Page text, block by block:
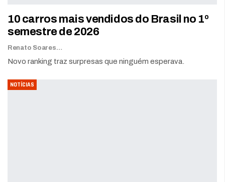
10 carros mais vendidos do Brasil no 1º
semestre de 2026
Renato Soares
Novo ranking traz surpresas que ninguém esperava.
NOTÍCIAS